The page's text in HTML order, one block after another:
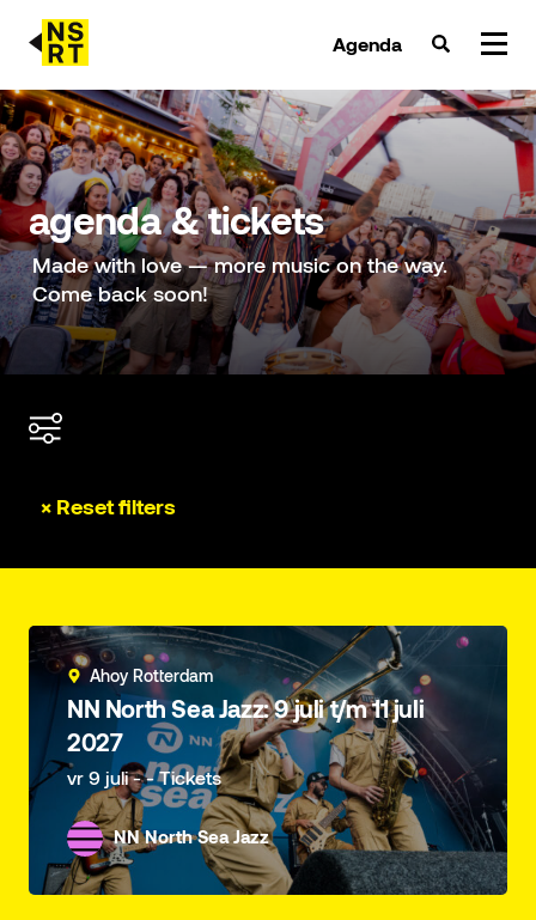
Agenda
agenda & tickets
nieuws
team
over NSRT
partners
agenda & tickets
Made with love — more music on the way.
Come back soon!
× Reset filters
Ahoy Rotterdam
NN North Sea Jazz: 9 juli t/m 11 juli
2027
vr 9 juli - - Tickets
NN North Sea Jazz